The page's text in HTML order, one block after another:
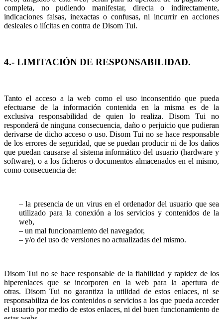
completa, no pudiendo manifestar, directa o indirectamente,
indicaciones falsas, inexactas o confusas, ni incurrir en acciones
desleales o ilícitas en contra de Disom Tui.
4.- LIMITACIÓN DE RESPONSABILIDAD.
Tanto el acceso a la web como el uso inconsentido que pueda
efectuarse de la información contenida en la misma es de la
exclusiva responsabilidad de quien lo realiza. Disom Tui no
responderá de ninguna consecuencia, daño o perjuicio que pudieran
derivarse de dicho acceso o uso. Disom Tui no se hace responsable
de los errores de seguridad, que se puedan producir ni de los daños
que puedan causarse al sistema informático del usuario (hardware y
software), o a los ficheros o documentos almacenados en el mismo,
como consecuencia de:
– la presencia de un virus en el ordenador del usuario que sea
utilizado para la conexión a los servicios y contenidos de la
web,
– un mal funcionamiento del navegador,
– y/o del uso de versiones no actualizadas del mismo.
Disom Tui no se hace responsable de la fiabilidad y rapidez de los
hiperenlaces que se incorporen en la web para la apertura de
otras. Disom Tui no garantiza la utilidad de estos enlaces, ni se
responsabiliza de los contenidos o servicios a los que pueda acceder
el usuario por medio de estos enlaces, ni del buen funcionamiento de